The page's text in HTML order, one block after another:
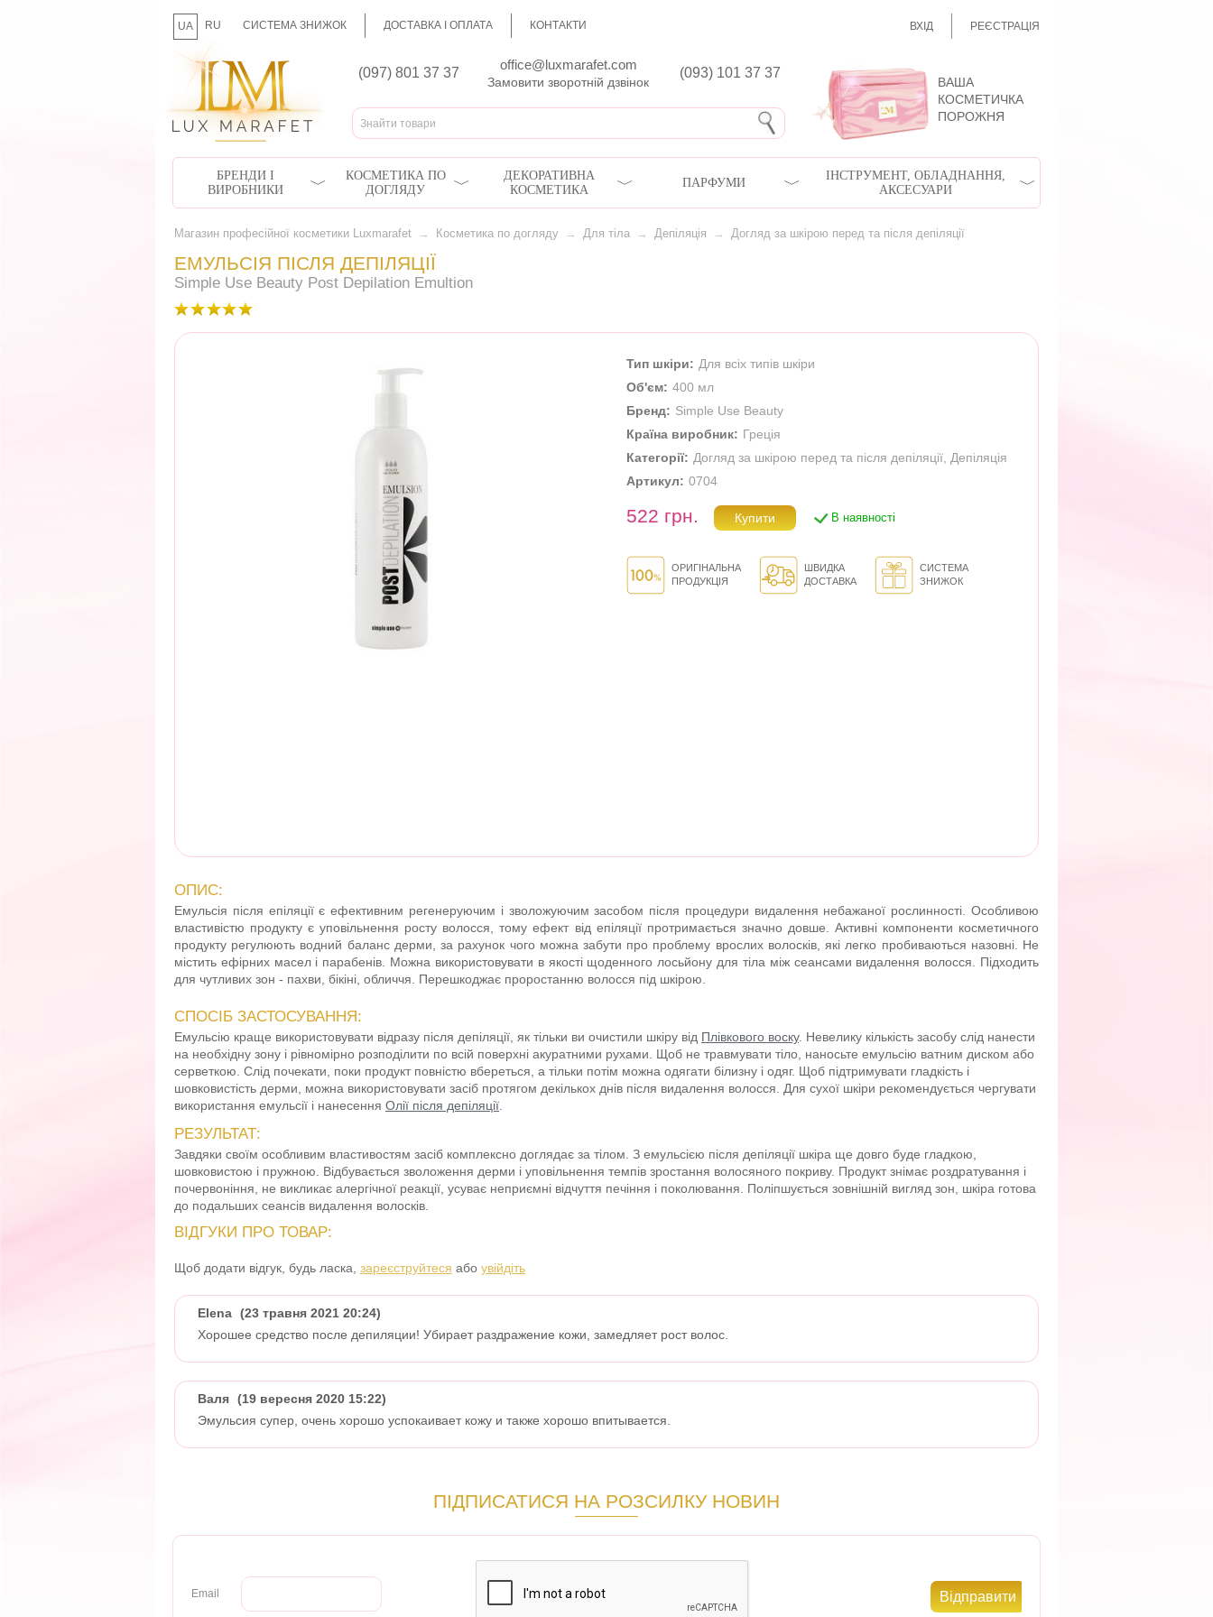
UA RU СИСТЕМА ЗНИЖОК ДОСТАВКА І ОПЛАТА КОНТАКТИ ВХІД РЕЄСТРАЦІЯ
(097) 801 37 37
office@luxmarafet.com
(093) 101 37 37
Замовити зворотній дзвінок
ВАША
КОСМЕТИЧКА
ПОРОЖНЯ
БРЕНДИ І
ВИРОБНИКИ
КОСМЕТИКА ПО
ДОГЛЯДУ
ДЕКОРАТИВНА
КОСМЕТИКА
ПАРФУМИ
ІНСТРУМЕНТ, ОБЛАДНАННЯ,
АКСЕСУАРИ
Магазин професійної косметики Luxmarafet → Косметика по догляду → Для тіла → Депіляція → Догляд за шкірою перед та після депіляції
ЕМУЛЬСІЯ ПІСЛЯ ДЕПІЛЯЦІЇ
Simple Use Beauty Post Depilation Emultion
Тип шкіри: Для всіх типів шкіри
Об'єм: 400 мл
Бренд: Simple Use Beauty
Країна виробник: Греція
Категорії: Догляд за шкірою перед та після депіляції Депіляція
Артикул: 0704
522 грн. В наявності
ОРИГІНАЛЬНА
ПРОДУКЦІЯ
ШВИДКА
ДОСТАВКА
СИСТЕМА
ЗНИЖОК
ОПИС:
Емульсія після епіляції є ефективним регенеруючим і зволожуючим засобом після процедури видалення небажаної рослинності. Особливою
властивістю продукту є уповільнення росту волосся, тому ефект від епіляції протримається значно довше. Активні компоненти косметичного
продукту регулюють водний баланс дерми, за рахунок чого можна забути про проблему врослих волосків, які легко пробиваються назовні. Не
містить ефірних масел і парабенів. Можна використовувати в якості щоденного лосьйону для тіла між сеансами видалення волосся. Підходить
для чутливих зон - пахви, бікіні, обличчя. Перешкоджає проростанню волосся під шкірою.
СПОСІБ ЗАСТОСУВАННЯ:
Емульсію краще використовувати відразу після депіляції, як тільки ви очистили шкіру від Плівкового воску. Невелику кількість засобу слід нанести
на необхідну зону і рівномірно розподілити по всій поверхні акуратними рухами. Щоб не травмувати тіло, наносьте емульсію ватним диском або
серветкою. Слід почекати, поки продукт повністю вбереться, а тільки потім можна одягати білизну і одяг. Щоб підтримувати гладкість і
шовковистість дерми, можна використовувати засіб протягом декількох днів після видалення волосся. Для сухої шкіри рекомендується чергувати
використання емульсії і нанесення Олії після депіляції
РЕЗУЛЬТАТ:
Завдяки своїм особливим властивостям засіб комплексно доглядає за тілом. З емульсією після депіляції шкіра ще довго буде гладкою,
шовковистою і пружною. Відбувається зволоження дерми і уповільнення темпів зростання волосяного покриву. Продукт знімає роздратування і
почервоніння, не викликає алергічної реакції, усуває неприємні відчуття печіння і поколювання. Поліпшується зовнішній вигляд зон, шкіра готова
до подальших сеансів видалення волосків.
ВІДГУКИ ПРО ТОВАР:
Щоб додати відгук, будь ласка, зареєструйтеся або увійдіть
Elena (23 травня 2021 20:24)
Хорошее средство после депиляции! Убирает раздражение кожи, замедляет рост волос.
Валя (19 вересня 2020 15:22)
Эмульсия супер, очень хорошо успокаивает кожу и также хорошо впитывается.
ПІДПИСАТИСЯ НА РОЗСИЛКУ НОВИН
Email